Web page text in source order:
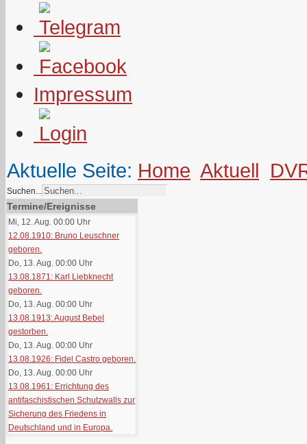
Impressum
Aktuelle Seite: Home Aktuell
Suchen...
Termine/Ereignisse
Mi, 12. Aug. 00:00 Uhr
12.08.1910: Bruno Leuschner
geboren.
Do, 13. Aug. 00:00 Uhr
13.08.1871: Karl Liebknecht
geboren.
Do, 13. Aug. 00:00 Uhr
13.08.1913: August Bebel
gestorben.
Do, 13. Aug. 00:00 Uhr
13.08.1926: Fidel Castro geboren.
Do, 13. Aug. 00:00 Uhr
13.08.1961: Errichtung des
antifaschistischen Schutzwalls zur
Sicherung des Friedens in
Deutschland und in Europa.